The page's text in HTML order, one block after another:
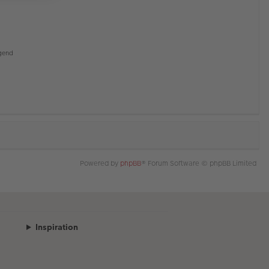
Powered by phpBB® Forum Software © phpBB Limited
Inspiration